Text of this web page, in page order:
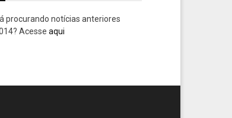
procurando notícias anteriores
Acesse aqui